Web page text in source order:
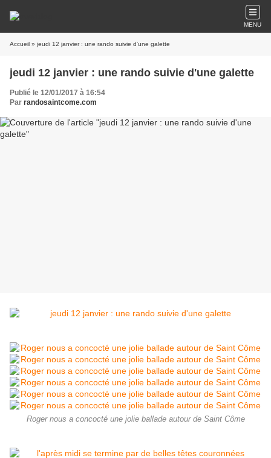
MENU
Accueil » jeudi 12 janvier : une rando suivie d'une galette
jeudi 12 janvier : une rando suivie d'une galette
Publié le 12/01/2017 à 16:54
Par randosaintcome.com
Roger nous a concocté une jolie ballade autour de Saint Côme